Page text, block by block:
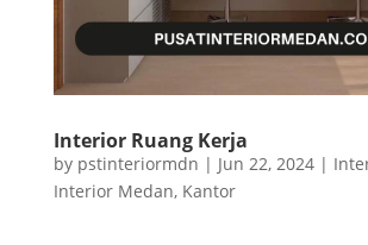
Interior Ruang Kerja
by pstinteriormdn | Jun 22, 2024|
Interior Medan, Kantor